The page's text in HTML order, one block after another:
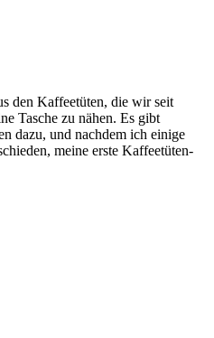
den Kaffeetüten, die wir seit
Tasche zu nähen. Es gibt
dazu, und nachdem ich einige
meine erste Kaffeetüten-